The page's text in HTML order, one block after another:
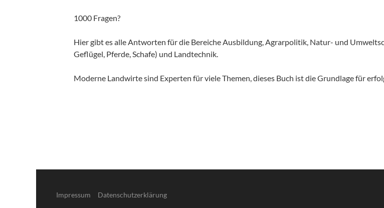
1000 Fragen?
Hier gibt es alle Antworten für die Bereiche Ausbildung, Agrarpolitik, Natur- und
Geflügel, Pferde, Schafe) und Landtechnik.
Moderne Landwirte sind Experten für viele Themen, dieses Buch ist die Grundlage für
Impressum Datenschutzerklärung